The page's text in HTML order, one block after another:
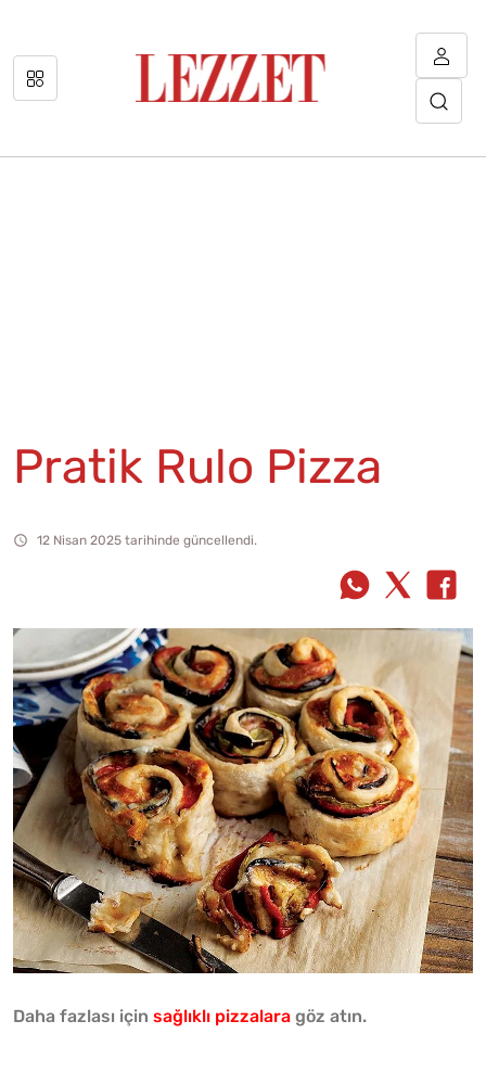
Pratik Rulo Pizza
12 Nisan 2025 tarihinde güncellendi.
Daha fazlası için sağlıklı pizzalara göz atın.